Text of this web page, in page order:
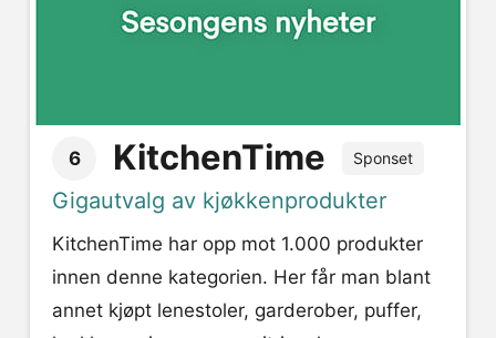
6 KitchenTime Sponset
Gigautvalg av kjøkkenprodukter
KitchenTime har opp mot 1.000 produkter
innen denne kategorien. Her får man blant
annet kjøpt lenestoler, garderober, puffer,